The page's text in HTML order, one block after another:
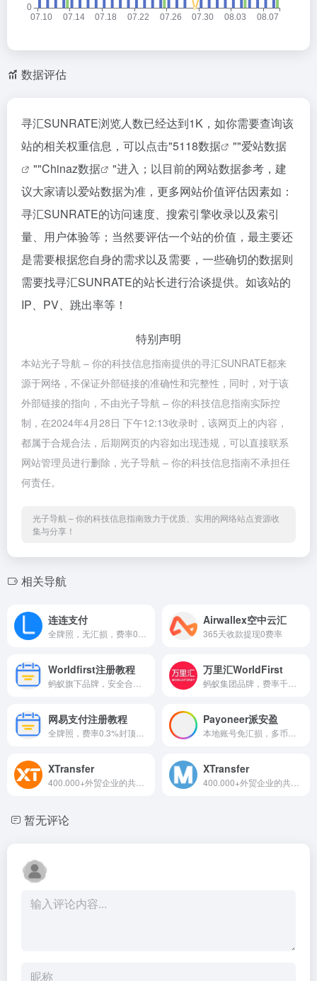
数据评估
寻汇SUNRATE浏览人数已经达到1K，如你需要查询该
站的相关权重信息，可以点击"5118数据 ""爱站数据
""Chinaz数据
"进入；以目前的网站数据参考，建
议大家请以爱站数据为准，更多网站价值评估因素如：
寻汇SUNRATE的访问速度、搜索引擎收录以及索引
量、用户体验等；当然要评估一个站的价值，最主要还
是需要根据您自身的需求以及需要，一些确切的数据则
需要找寻汇SUNRATE的站长进行洽谈提供。如该站的
IP、PV、跳出率等！
特别声明
本站光子导航 – 你的科技信息指南提供的寻汇SUNRATE都来
源于网络，不保证外部链接的准确性和完整性，同时，对于该
外部链接的指向，不由光子导航 – 你的科技信息指南实际控
制，在2024年4月28日 下午12:13收录时，该网页上的内容，
都属于合规合法，后期网页的内容如出现违规，可以直接联系
网站管理员进行删除，光子导航 – 你的科技信息指南不承担任
何责任。
光子导航 – 你的科技信息指南致力于优质、实用的网络站点资源收
集与分享！
相关导航
连连支付 Airwallex空中云汇
365天收款提现0费率
Worldfirst注册教程 万里汇WorldFirst
网易支付注册教程 Payoneer派安盈
XTransfer XTransfer
暂无评论